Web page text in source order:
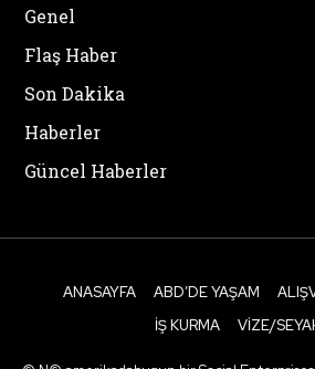
Genel
Flaş Haber
Son Dakika
Haberler
Güncel Haberler
ANASAYFA ABD’DE YAŞAM
İŞ KURMA
VIZE/